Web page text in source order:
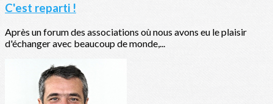
C'est reparti !
Après un forum des associations où nous avons eu le plaisir
d'échanger avec beaucoup de monde,...